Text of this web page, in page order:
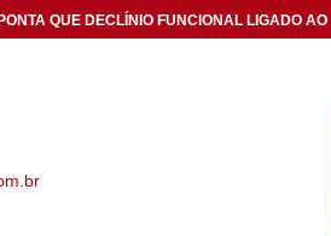
QUE DECLÍNIO FUNCIONAL LIGADO AO